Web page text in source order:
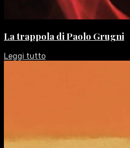
La trappola di Paolo Grugni
Leggi tutto